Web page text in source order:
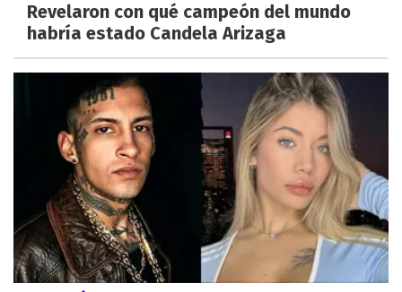
Revelaron con qué campeón del mundo
habría estado Candela Arizaga